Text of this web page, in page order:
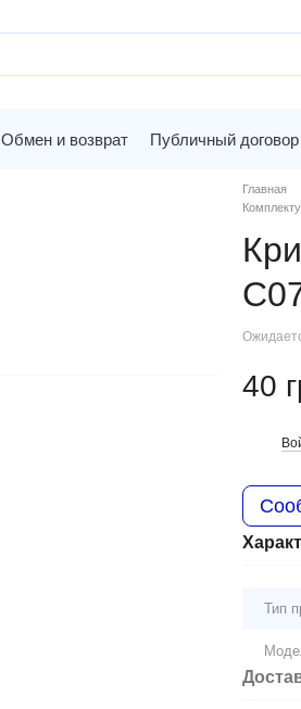
Обмен и возврат Публичный договор
Главная
40
Тип